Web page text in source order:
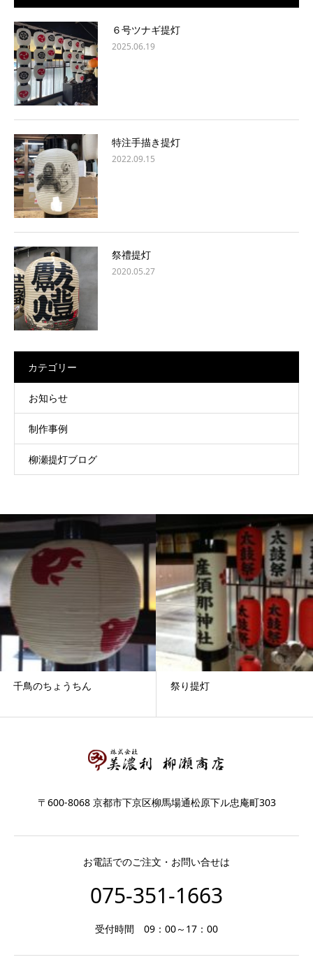
６号ツナギ提灯
2025.06.19
特注手描き提灯
2022.09.15
祭禮提灯
2020.05.27
カテゴリー
お知らせ
制作事例
柳瀬提灯ブログ
千鳥のちょうちん 祭り提灯
〒600-8068 京都市下京区柳馬場通松原下ル忠庵町303
お電話でのご注文・お問い合せは
075-351-1663
受付時間 09：00～17：00